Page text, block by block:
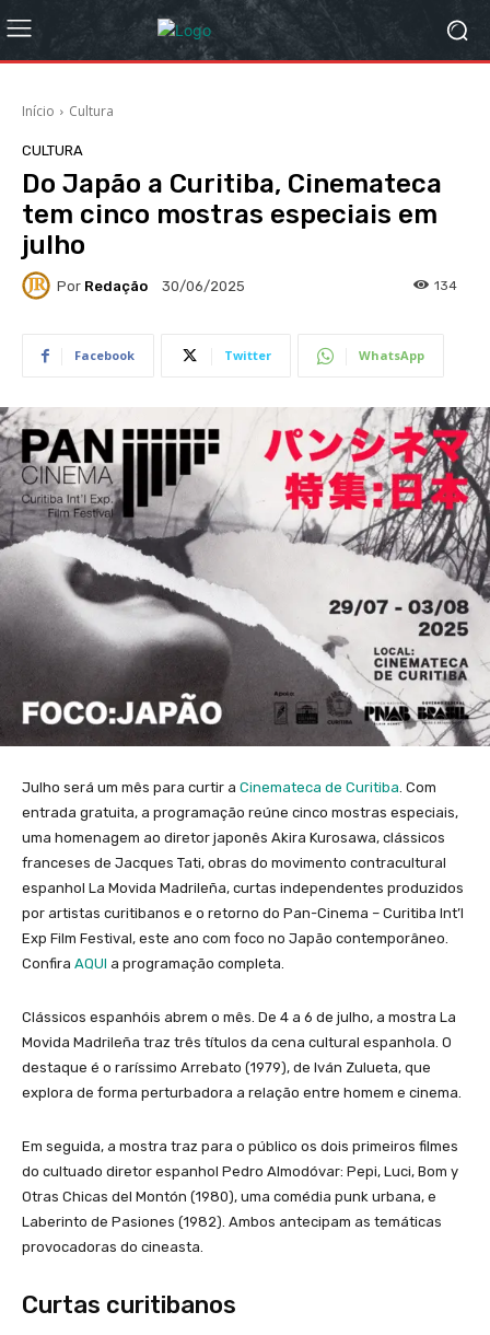
Início Cultura
CULTURA
Do Japão a Curitiba, Cinemateca
tem cinco mostras especiais em
julho
Por Redação 30/06/2025 134
Facebook Twitter WhatsApp
Julho será um mês para curtir a Cinemateca de Curitiba. Com
entrada gratuita, a programação reúne cinco mostras especiais,
uma homenagem ao diretor japonês Akira Kurosawa, clássicos
franceses de Jacques Tati, obras do movimento contracultural
espanhol La Movida Madrileña, curtas independentes produzidos
por artistas curitibanos e o retorno do Pan-Cinema – Curitiba Int’l
Exp Film Festival, este ano com foco no Japão contemporâneo.
Confira AQUI a programação completa.
Clássicos espanhóis abrem o mês. De 4 a 6 de julho, a mostra La
Movida Madrileña traz três títulos da cena cultural espanhola. O
destaque é o raríssimo Arrebato (1979), de Iván Zulueta, que
explora de forma perturbadora a relação entre homem e cinema.
Em seguida, a mostra traz para o público os dois primeiros filmes
do cultuado diretor espanhol Pedro Almodóvar: Pepi, Luci, Bom y
Otras Chicas del Montón (1980), uma comédia punk urbana, e
Laberinto de Pasiones (1982). Ambos antecipam as temáticas
provocadoras do cineasta.
Curtas curitibanos